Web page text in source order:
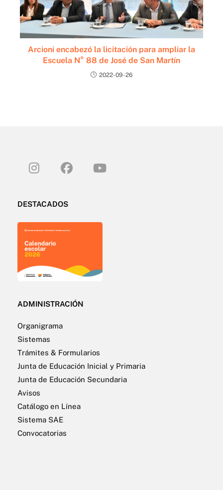
Arcioni encabezó la licitación para ampliar la
Escuela N° 88 de José de San Martín
2022-09-26
DESTACADOS
ADMINISTRACIÓN
Organigrama
Sistemas
Trámites & Formularios
Junta de Educación Inicial y Primaria
Junta de Educación Secundaria
Avisos
Catálogo en Línea
Sistema SAE
Convocatorias